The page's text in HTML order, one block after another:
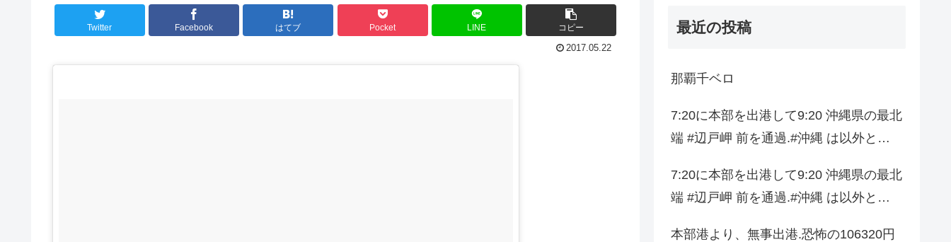
Twitter Facebook はてブ Pocket LINE コピー
2017.05.22
最近の投稿
那覇千ベロ
7:20に本部を出港して9:20 沖縄県の最北
端 #辺戸岬 前を通過.#沖縄 は以外と…
7:20に本部を出港して9:20 沖縄県の最北
端 #辺戸岬 前を通過.#沖縄 は以外と…
本部港より、無事出港.恐怖の106320円